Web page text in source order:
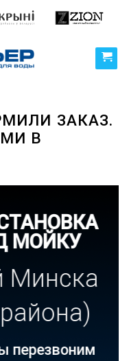
ЗАКАЗ.
В
МОЙКУ
Минска
перезвоним